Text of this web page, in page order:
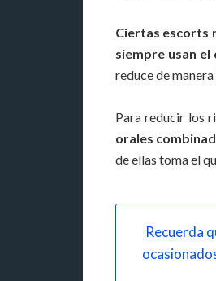
Ciertas escorts
siempre usan el
reduce de
Para reducir los
orales
de ellas toma el
Recuerda